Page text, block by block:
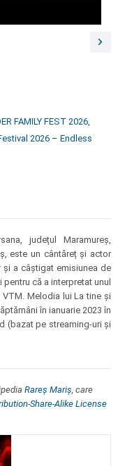
FAMILY FEST 2026,
2026 – Endless
județul Maramureș,
este un cântăreț și actor
și a câștigat emisiunea de
că a interpretat unul
Melodia lui La tine și
în ianuarie 2023 în
(bazat pe streaming-uri și
Rareș Mariș, care
Share-Alike License